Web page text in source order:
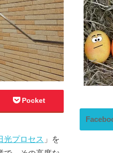
Pocket
光プロセス 」を